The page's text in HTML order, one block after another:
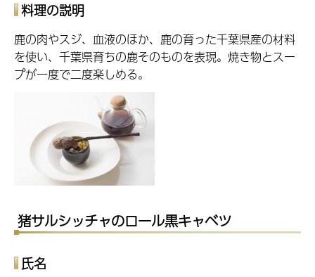
料理の説明
鹿の肉やスジ、血液のほか、鹿の育った千葉県産の材料
を使い、千葉県育ちの鹿そのものを表現。焼き物とスー
プが一度で二度楽しめる。
猪サルシッチャのロール黒キャベツ
氏名